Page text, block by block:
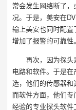
常会发生网络断了
况。于是，美安在
输上美安也同时配
增加了报警的可靠性。
再次，因为探
电路和软件。于是
选，他们的传感器和
而软件方面，他们
经验的专业探头软件